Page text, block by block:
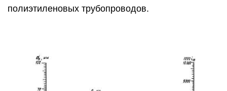
полиэтиленовых трубопроводов.